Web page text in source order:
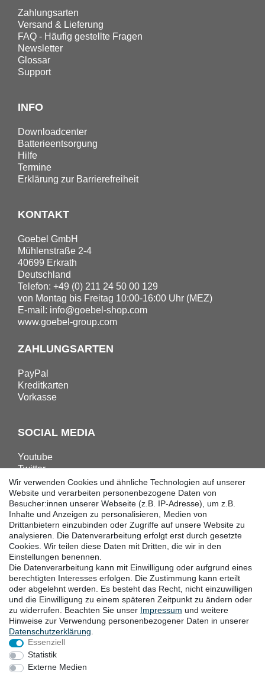
Zahlungsarten
Versand & Lieferung
FAQ - Häufig gestellte Fragen
Newsletter
Glossar
Support
INFO
Downloadcenter
Batterieentsorgung
Hilfe
Termine
Erklärung zur Barrierefreiheit
KONTAKT
Goebel GmbH
Mühlenstraße 2-4
40699 Erkrath
Deutschland
Telefon: +49 (0) 211 24 50 00 129
von Montag bis Freitag 10:00-16:00 Uhr (MEZ)
E-mail: info@goebel-shop.com
www.goebel-group.com
ZAHLUNGSARTEN
PayPal
Kreditkarten
Vorkasse
SOCIAL MEDIA
Youtube
Twitter
Linkedin
Facebook
Instagram
DOWNLOADS
Kataloge
Technik
Zertifikate
Studien
Promotion
STANDORTE
Wir verwenden Cookies und ähnliche Technologien auf unserer
Website und verarbeiten personenbezogene Daten von
Besucher:innen unserer Webseite (z.B. IP-Adresse), um z.B.
Inhalte und Anzeigen zu personalisieren, Medien von
Drittanbietern einzubinden oder Zugriffe auf unsere Website zu
analysieren. Die Datenverarbeitung erfolgt erst durch gesetzte
Cookies. Wir teilen diese Daten mit Dritten, die wir in den
Einstellungen benennen.
Die Datenverarbeitung kann mit Einwilligung oder aufgrund eines
berechtigten Interesses erfolgen. Die Zustimmung kann erteilt
oder abgelehnt werden. Es besteht das Recht, nicht einzuwilligen
und die Einwilligung zu einem späteren Zeitpunkt zu ändern oder
zu widerrufen. Beachten Sie unser Impressum und weitere
Hinweise zur Verwendung personenbezogener Daten in unserer
Daten­schutz­erklärung
Essenziell
Statistik
Externe Medien